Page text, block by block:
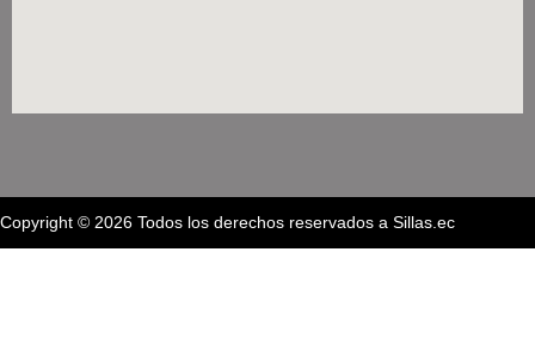
Copyright © 2026 Todos los derechos reservados a Sillas.ec